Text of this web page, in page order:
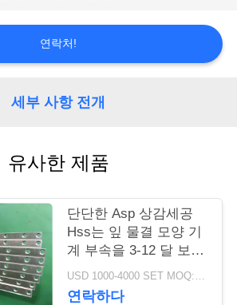
연락처!
세부 사항 전개
유사한 제품
단단한 Asp 상감세공
Hss는 잎 물결 모양 기
계 부속을 3-12 달 보장
을 잘라냈습니다
USD 1000-4000 SET MOQ:1개 세트
연락하다